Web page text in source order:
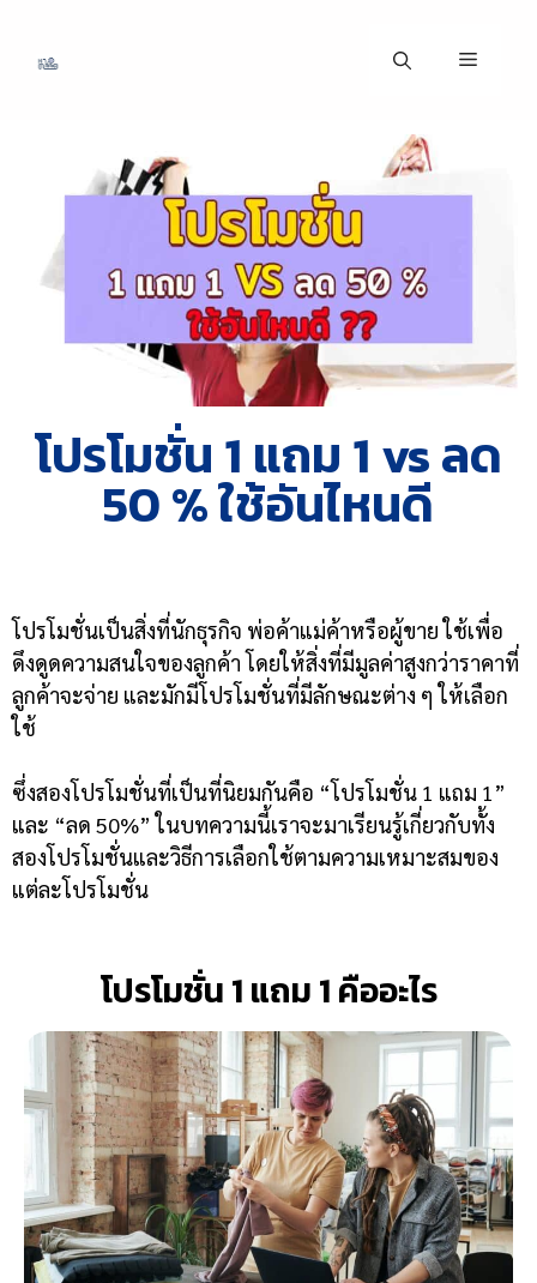
โปรโมชั่น 1 แถม 1 vs ลด
50 % ใช้อันไหนดี
โปรโมชั่นเป็นสิ่งที่นักธุรกิจ พ่อค้าแม่ค้าหรือผู้ขาย ใช้เพื่อ
ดึงดูดความสนใจของลูกค้า โดยให้สิ่งที่มีมูลค่าสูงกว่าราคาที่
ลูกค้าจะจ่าย และมักมีโปรโมชั่นที่มีลักษณะต่าง ๆ ให้เลือก
ใช้
ซึ่งสองโปรโมชั่นที่เป็นที่นิยมกันคือ “โปรโมชั่น 1 แถม 1”
และ “ลด 50%” ในบทความนี้เราจะมาเรียนรู้เกี่ยวกับทั้ง
สองโปรโมชั่นและวิธีการเลือกใช้ตามความเหมาะสมของ
แต่ละโปรโมชั่น
โปรโมชั่น 1 แถม 1 คืออะไร